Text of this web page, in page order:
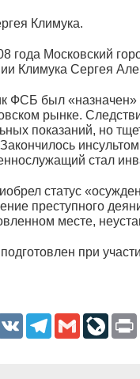
Климука.
года Московский
Климука Сергея
ФСБ был «назначен»
рынке.
показаний, но
стал
статус
преступного
месте,
при
VK Telegram
Gmail